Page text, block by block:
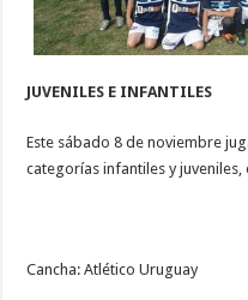
JUVENILES E INFANTILES
Este sábado 8 de noviembre
categorías infantiles y
Cancha: Atlético Uruguay